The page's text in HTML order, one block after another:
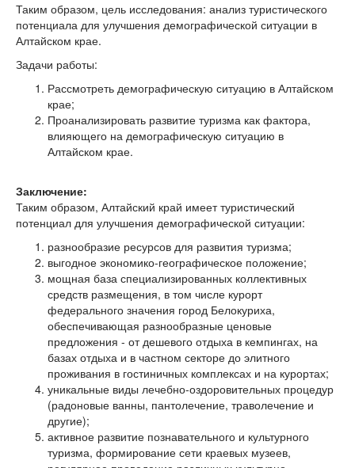
Таким образом, цель исследования: анализ туристического
потенциала для улучшения демографической ситуации в
Алтайском крае.
Задачи работы:
Рассмотреть демографическую ситуацию в Алтайском
крае;
Проанализировать развитие туризма как фактора,
влияющего на демографическую ситуацию в
Алтайском крае.
Заключение:
Таким образом, Алтайский край имеет туристический
потенциал для улучшения демографической ситуации:
разнообразие ресурсов для развития туризма;
выгодное экономико-географическое положение;
мощная база специализированных коллективных
средств размещения, в том числе курорт
федерального значения город Белокуриха,
обеспечивающая разнообразные ценовые
предложения - от дешевого отдыха в кемпингах, на
базах отдыха и в частном секторе до элитного
проживания в гостиничных комплексах и на курортах;
уникальные виды лечебно-оздоровительных процедур
(радоновые ванны, пантолечение, траволечение и
другие);
активное развитие познавательного и культурного
туризма, формирование сети краевых музеев,